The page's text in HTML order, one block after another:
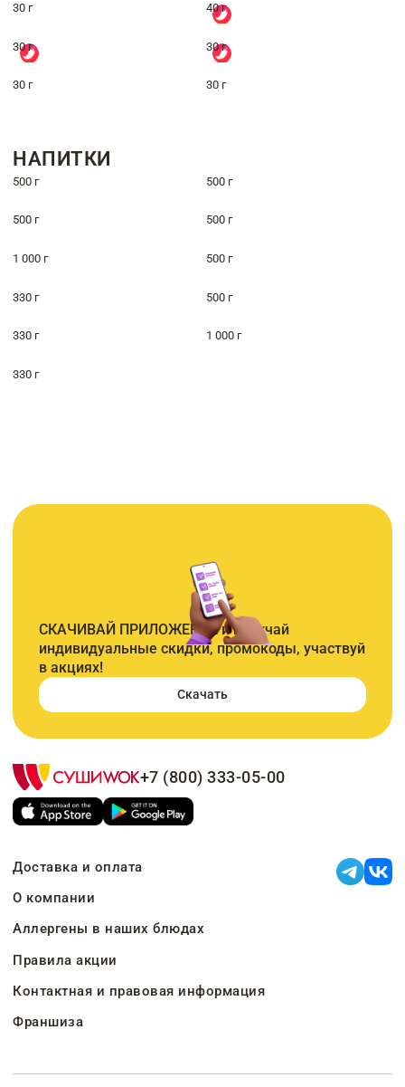
30 г 40 г
30 г 30 г
30 г 30 г
НАПИТКИ
500 г 500 г
500 г 500 г
1 000 г 500 г
330 г 500 г
330 г 1 000 г
330 г
СКАЧИВАЙ ПРИЛОЖЕНИЕ и получай
индивидуальные скидки, промокоды, участвуй
в акциях!
Скачать
+7 (800) 333-05-00
Доставка и оплата
О компании
Аллергены в наших блюдах
Правила акции
Контактная и правовая информация
Франшиза